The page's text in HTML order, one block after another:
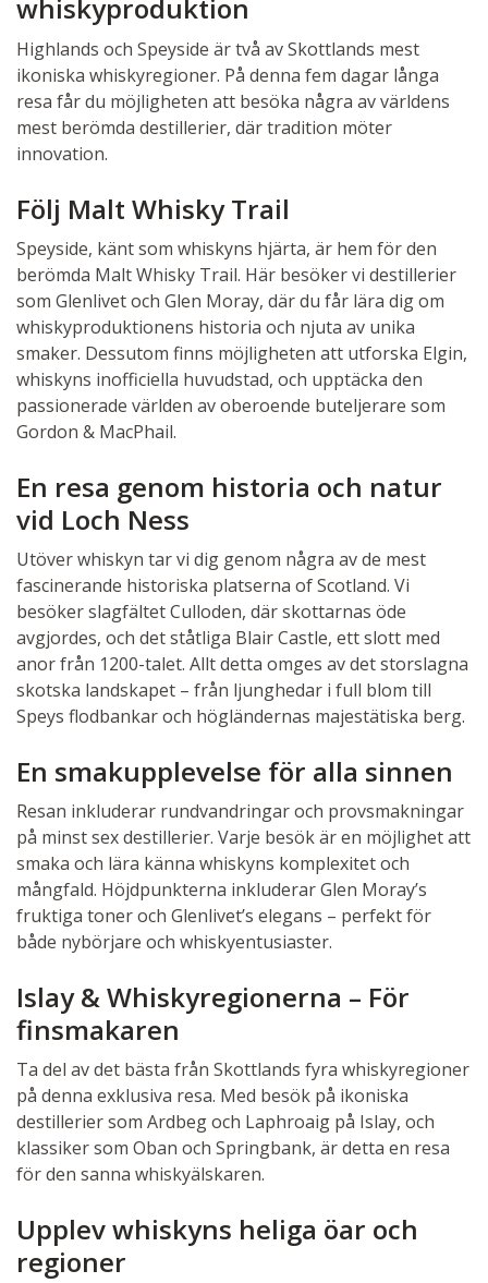
whiskyproduktion
Highlands och Speyside är två av Skottlands mest
ikoniska whiskyregioner. På denna fem dagar långa
resa får du möjligheten att besöka några av världens
mest berömda destillerier, där tradition möter
innovation.
Följ Malt Whisky Trail
Speyside, känt som whiskyns hjärta, är hem för den
berömda Malt Whisky Trail. Här besöker vi destillerier
som Glenlivet och Glen Moray, där du får lära dig om
whiskyproduktionens historia och njuta av unika
smaker. Dessutom finns möjligheten att utforska Elgin,
whiskyns inofficiella huvudstad, och upptäcka den
passionerade världen av oberoende buteljerare som
Gordon & MacPhail.
En resa genom historia och natur
vid Loch Ness
Utöver whiskyn tar vi dig genom några av de mest
fascinerande historiska platserna of Scotland. Vi
besöker slagfältet Culloden, där skottarnas öde
avgjordes, och det ståtliga Blair Castle, ett slott med
anor från 1200-talet. Allt detta omges av det storslagna
skotska landskapet – från ljunghedar i full blom till
Speys flodbankar och högländernas majestätiska berg.
En smakupplevelse för alla sinnen
Resan inkluderar rundvandringar och provsmakningar
på minst sex destillerier. Varje besök är en möjlighet att
smaka och lära känna whiskyns komplexitet och
mångfald. Höjdpunkterna inkluderar Glen Moray’s
fruktiga toner och Glenlivet’s elegans – perfekt för
både nybörjare och whiskyentusiaster.
Islay & Whiskyregionerna – För
finsmakaren
Ta del av det bästa från Skottlands fyra whiskyregioner
på denna exklusiva resa. Med besök på ikoniska
destillerier som Ardbeg och Laphroaig på Islay, och
klassiker som Oban och Springbank, är detta en resa
för den sanna whiskyälskaren.
Upplev whiskyns heliga öar och
regioner